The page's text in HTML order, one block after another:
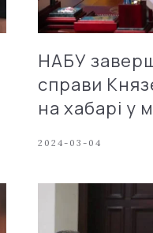
НАБУ
справи
на хабарі у
2024-03-04